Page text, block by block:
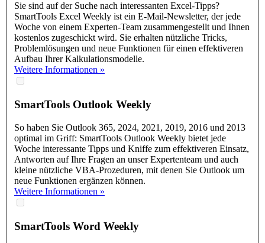
Sie sind auf der Suche nach interessanten Excel-Tipps?
SmartTools Excel Weekly ist ein E-Mail-Newsletter, der jede
Woche von einem Experten-Team zusammengestellt und Ihnen
kostenlos zugeschickt wird. Sie erhalten nützliche Tricks,
Problemlösungen und neue Funktionen für einen effektiveren
Aufbau Ihrer Kalkulationsmodelle.
Weitere Informationen »
SmartTools Outlook Weekly
So haben Sie Outlook 365, 2024, 2021, 2019, 2016 und 2013
optimal im Griff: SmartTools Outlook Weekly bietet jede
Woche interessante Tipps und Kniffe zum effektiveren Einsatz,
Antworten auf Ihre Fragen an unser Expertenteam und auch
kleine nützliche VBA-Prozeduren, mit denen Sie Outlook um
neue Funktionen ergänzen können.
Weitere Informationen »
SmartTools Word Weekly